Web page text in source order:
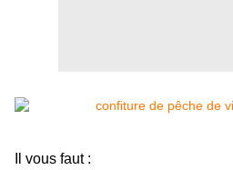
Il vous faut :